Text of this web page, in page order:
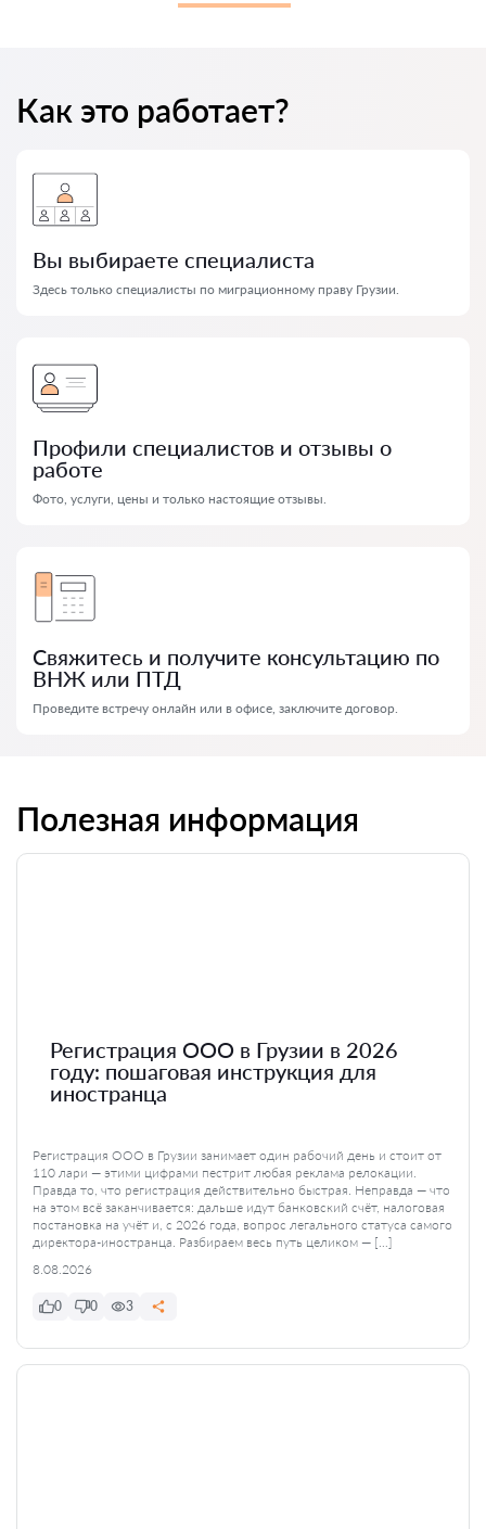
Как это работает?
Вы выбираете специалиста
Здесь только специалисты по миграционному праву Грузии.
Профили специалистов и отзывы о
работе
Фото, услуги, цены и только настоящие отзывы.
Свяжитесь и получите консультацию по
ВНЖ или ПТД
Проведите встречу онлайн или в офисе, заключите договор.
Полезная информация
Регистрация ООО в Грузии в 2026
году: пошаговая инструкция для
иностранца
Регистрация ООО в Грузии занимает один рабочий день и стоит от
110 лари — этими цифрами пестрит любая реклама релокации.
Правда то, что регистрация действительно быстрая. Неправда — что
на этом всё заканчивается: дальше идут банковский счёт, налоговая
постановка на учёт и, с 2026 года, вопрос легального статуса самого
директора-иностранца. Разбираем весь путь целиком — […]
8.08.2026
0 0 3